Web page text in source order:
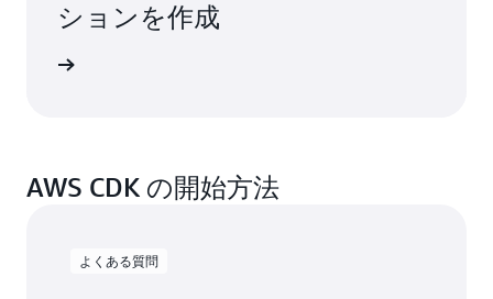
ションを作成
AWS CDK の開始方法
よくある質問